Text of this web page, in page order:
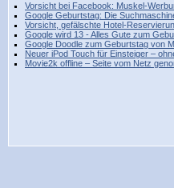
Vorsicht bei Facebook: Muskel-
Google Geburtstag: Die
Vorsicht, gefälschte Hotel-
Google wird 13 - Alles Gute zum
Google Doodle zum Geburtstag von
Neuer iPod Touch für Einsteiger –
Movie2k offline – Seite vom Netz